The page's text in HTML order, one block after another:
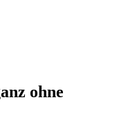
ohne